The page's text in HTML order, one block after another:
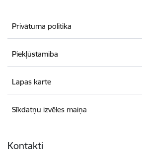
Privātuma politika
Piekļūstamība
Lapas karte
Sīkdatņu izvēles maiņa
Kontakti